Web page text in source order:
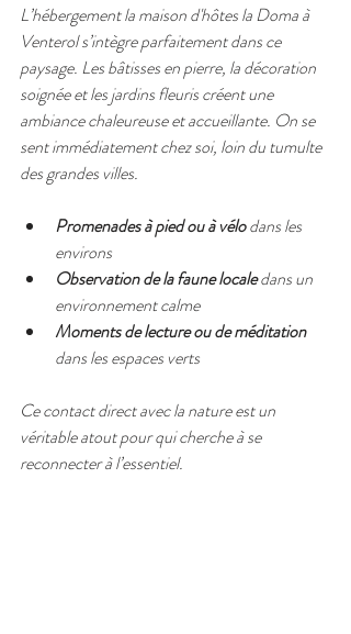
L’hébergement la maison d'hôtes la Doma à
Venterol s’intègre parfaitement dans ce
paysage. Les bâtisses en pierre, la décoration
soignée et les jardins fleuris créent une
ambiance chaleureuse et accueillante. On se
sent immédiatement chez soi, loin du tumulte
des grandes villes.
Promenades à pied ou à vélo dans les
environs
Observation de la faune locale dans un
environnement calme
Moments de lecture ou de méditation
dans les espaces verts
Ce contact direct avec la nature est un
véritable atout pour qui cherche à se
reconnecter à l’essentiel.